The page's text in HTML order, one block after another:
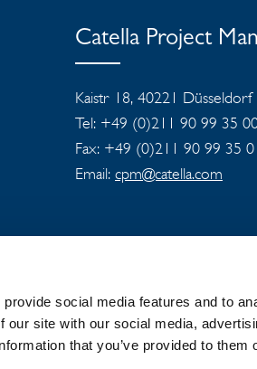
social media features and to
site with our social media,
that you’ve provided to them
Catella Project
Kaistr 18, 40221 Düsseldorf
Tel: +49 (0)211 90 99 35
Fax: +49 (0)211 90 99 35
Email: cpm@catella.com
NEUIGKEITEN UND